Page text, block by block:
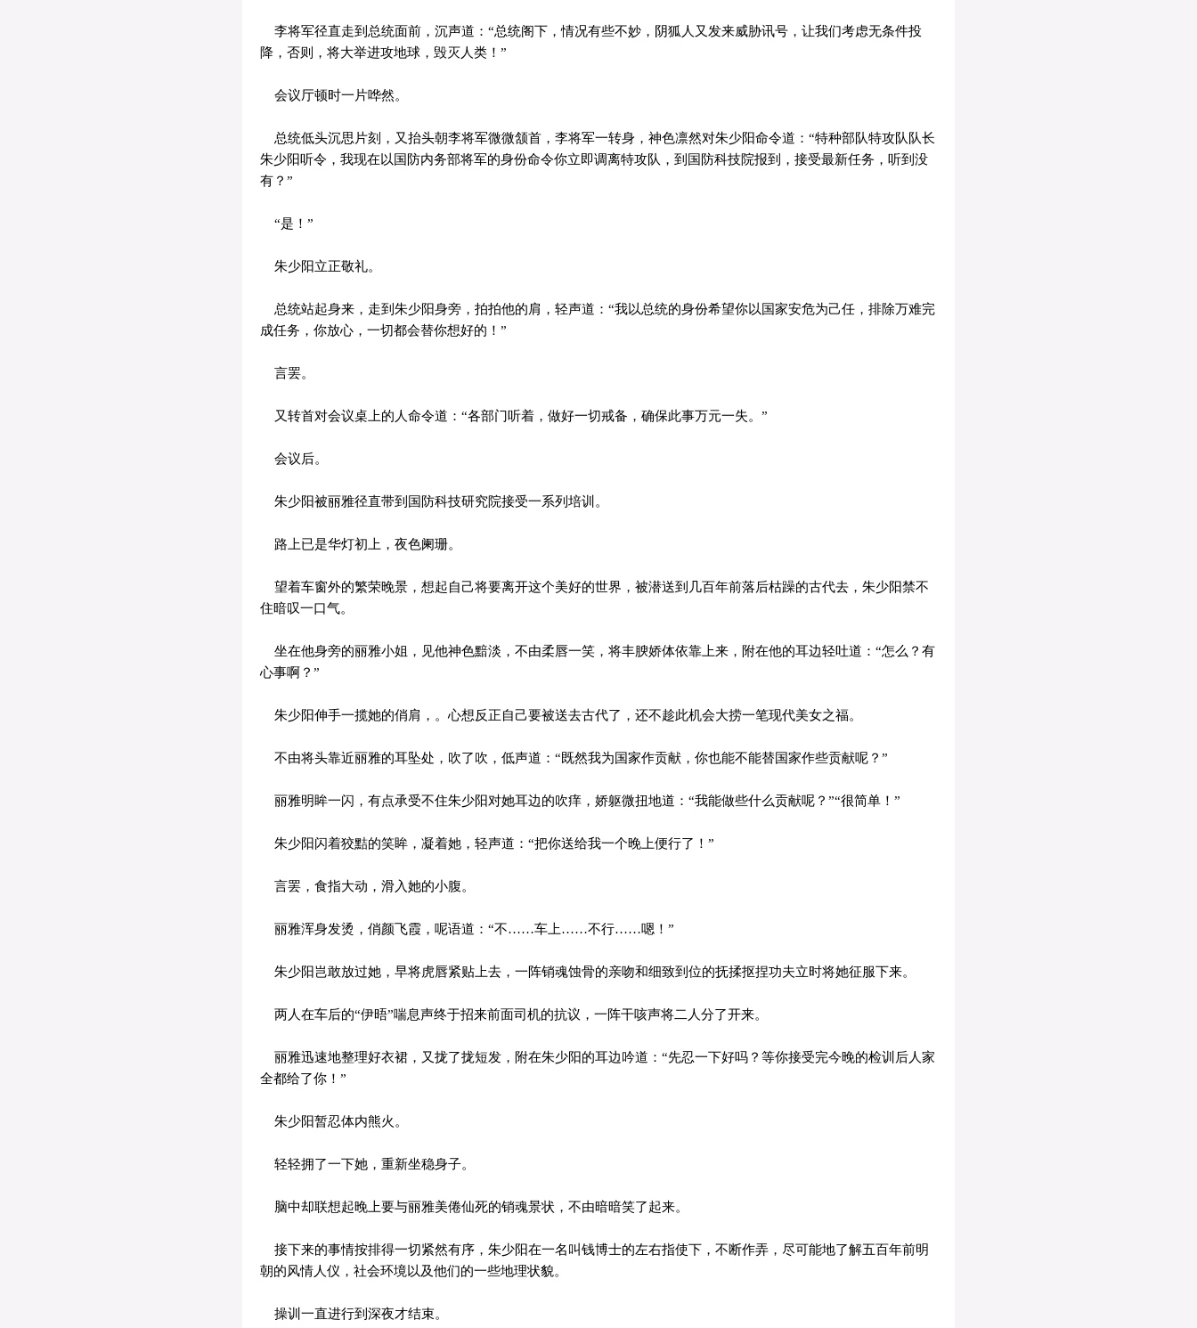
李将军径直走到总统面前，沉声道：“总统阁下，情况有些不妙，阴狐人又发来威胁讯号，让我们考虑无条件投
降，否则，将大举进攻地球，毁灭人类！”
会议厅顿时一片哗然。
总统低头沉思片刻，又抬头朝李将军微微颔首，李将军一转身，神色凛然对朱少阳命令道：“特种部队特攻队队长
朱少阳听令，我现在以国防内务部将军的身份命令你立即调离特攻队，到国防科技院报到，接受最新任务，听到没
有？”
“是！”
朱少阳立正敬礼。
总统站起身来，走到朱少阳身旁，拍拍他的肩，轻声道：“我以总统的身份希望你以国家安危为己任，排除万难完
成任务，你放心，一切都会替你想好的！”
言罢。
又转首对会议桌上的人命令道：“各部门听着，做好一切戒备，确保此事万元一失。”
会议后。
朱少阳被丽雅径直带到国防科技研究院接受一系列培训。
路上已是华灯初上，夜色阑珊。
望着车窗外的繁荣晚景，想起自己将要离开这个美好的世界，被潜送到几百年前落后枯躁的古代去，朱少阳禁不
住暗叹一口气。
坐在他身旁的丽雅小姐，见他神色黯淡，不由柔唇一笑，将丰腴娇体依靠上来，附在他的耳边轻吐道：“怎么？有
心事啊？”
朱少阳伸手一揽她的俏肩，。心想反正自己要被送去古代了，还不趁此机会大捞一笔现代美女之福。
不由将头靠近丽雅的耳坠处，吹了吹，低声道：“既然我为国家作贡献，你也能不能替国家作些贡献呢？”
丽雅明眸一闪，有点承受不住朱少阳对她耳边的吹痒，娇躯微扭地道：“我能做些什么贡献呢？”“很简单！”
朱少阳闪着狡黠的笑眸，凝着她，轻声道：“把你送给我一个晚上便行了！”
言罢，食指大动，滑入她的小腹。
丽雅浑身发烫，俏颜飞霞，呢语道：“不……车上……不行……嗯！”
朱少阳岂敢放过她，早将虎唇紧贴上去，一阵销魂蚀骨的亲吻和细致到位的抚揉抠捏功夫立时将她征服下来。
两人在车后的“伊晤”喘息声终于招来前面司机的抗议，一阵干咳声将二人分了开来。
丽雅迅速地整理好衣裙，又拢了拢短发，附在朱少阳的耳边吟道：“先忍一下好吗？等你接受完今晚的检训后人家
全都给了你！”
朱少阳暂忍体内熊火。
轻轻拥了一下她，重新坐稳身子。
脑中却联想起晚上要与丽雅美倦仙死的销魂景状，不由暗暗笑了起来。
接下来的事情按排得一切紧然有序，朱少阳在一名叫钱博士的左右指使下，不断作弄，尽可能地了解五百年前明
朝的风情人仪，社会环境以及他们的一些地理状貌。
操训一直进行到深夜才结束。